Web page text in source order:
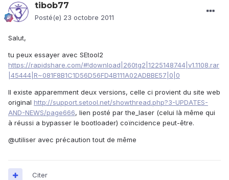
tibob77
Posté(e) 23 octobre 2011
Salut,
tu peux essayer avec SEtool2
https://rapidshare.com/#!download|260tg2|1225148744|v1.1108.rar
|45444|R~081F8B1C1D56D56FD4B111A02ADBBE57|0|0
Il existe apparemment deux versions, celle ci provient du site web
original http://support.setool.net/showthread.php?3-UPDATES-
AND-NEWS/page666, lien posté par the_laser (celui là même qui
à réussi a bypasser le bootloader) coïncidence peut-être.
@utiliser avec précaution tout de même
Citer